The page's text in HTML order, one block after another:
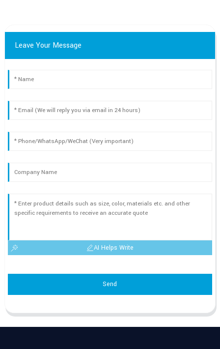
Leave Your Message
AI Helps Write
Send